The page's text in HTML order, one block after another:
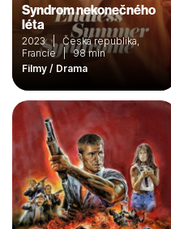
Syndrom nekonečného
léta
2023 | Česká republika,
Francie | 98 min
Filmy / Drama